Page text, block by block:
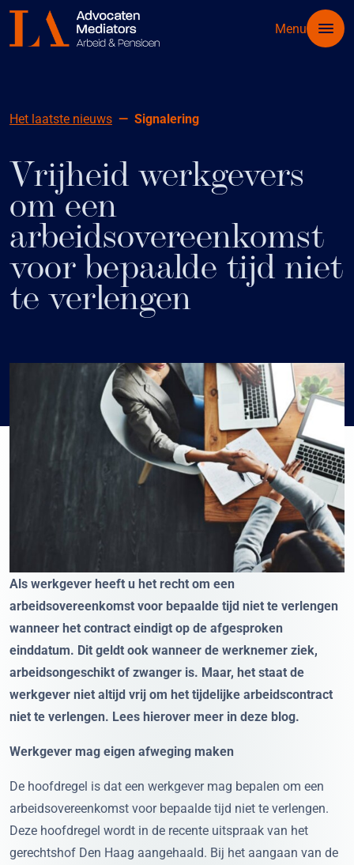
Menu
Het laatste nieuws Signalering
Vrijheid werkgevers
om een
arbeidsovereenkomst
voor bepaalde tijd niet
te verlengen
Als werkgever heeft u het recht om een
arbeidsovereenkomst voor bepaalde tijd niet te verlengen
wanneer het contract eindigt op de afgesproken
einddatum. Dit geldt ook wanneer de werknemer ziek,
arbeidsongeschikt of zwanger is. Maar, het staat de
werkgever niet altijd vrij om het tijdelijke arbeidscontract
niet te verlengen. Lees hierover meer in deze blog.
Werkgever mag eigen afweging maken
De hoofdregel is dat een werkgever mag bepalen om een
arbeidsovereenkomst voor bepaalde tijd niet te verlengen.
Deze hoofdregel wordt in de recente uitspraak van het
gerechtshof Den Haag aangehaald. Bij het aangaan van de